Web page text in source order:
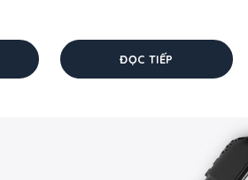
ĐỌC TIẾP